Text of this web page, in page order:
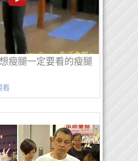
瘦腿一定要看的瘦腿
看